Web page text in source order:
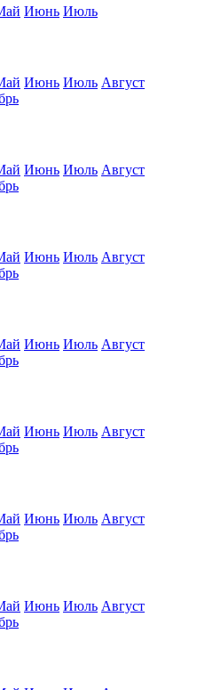
Июнь Июль
Июнь Июль Август
Июнь Июль Август
Июнь Июль Август
Июнь Июль Август
Июнь Июль Август
Июнь Июль Август
Июнь Июль Август